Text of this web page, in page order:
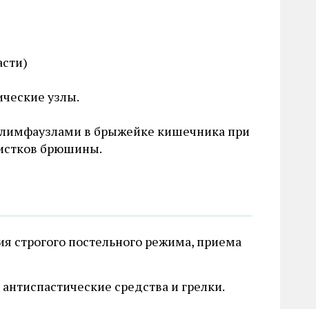
узлы.
в брыжейке кишечника при
брюшины.
строгого постельного режима, приема
средства и грелки.